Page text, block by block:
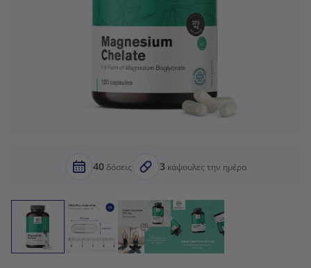
40δόσεις 3 κάψουλες την ημέρα